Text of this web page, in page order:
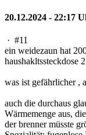
20.12.2024 - 22:17
· #11
ein weidezaun hat
haushakltssteckdose
was ist gefährlicher ,
auch die durchaus
Wärmemenge aus,
der brenner müsste